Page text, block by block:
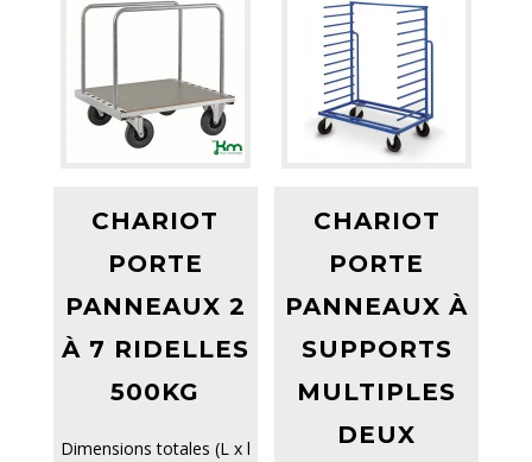
CHARIOT
PORTE
PANNEAUX 2
À 7 RIDELLES
500KG
Dimensions totales (L x l
CHARIOT
PORTE
PANNEAUX À
SUPPORTS
MULTIPLES
DEUX